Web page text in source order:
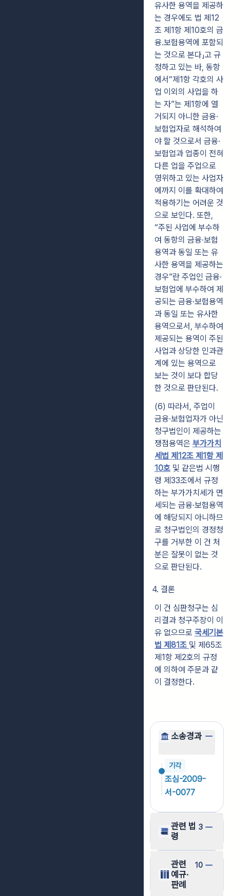
유사한 용역을 제공하
는 경우에도 법 제12
조 제1항 제10호의 금
융․보험용역에 포함되
는 것으로 본다」고 규
정하고 있는 바, 동항
에서“제1항 각호의 사
업 이외의 사업을 하
는 자”는 제1항에 열
거되지 아니한 금융·
보험업자로 해석하여
야 할 것으로서 금융·
보험업과 업종이 전혀
다른 업을 주업으로
영위하고 있는 사업자
에까지 이를 확대하여
적용하기는 어려운 것
으로 보인다. 또한,
“주된 사업에 부수하
여 동항의 금융·보험
용역과 동일 또는 유
사한 용역을 제공하는
경우”란 주업인 금융·
보험업에 부수하여 제
공되는 금융·보험용역
과 동일 또는 유사한
용역으로서, 부수하여
제공되는 용역이 주된
사업과 상당한 인과관
계에 있는 용역으로
보는 것이 보다 합당
한 것으로 판단된다.
(6) 따라서, 주업이
금융·보험업자가 아닌
청구법인이 제공하는
쟁점용역은 부가가치
세법 제12조 제1항 제
10호및 같은법 시행
령 제33조에서 규정
하는 부가가치세가 면
세되는 금융·보험용역
에 해당되지 아니하므
로 청구법인의 경정청
구를 거부한 이 건 처
분은 잘못이 없는 것
으로 판단된다.
4. 결론
이 건 심판청구는 심
리결과 청구주장이 이
유 없으므로 국세기본
법 제81조 및 제65조
제1항 제2호의 규정
에 의하여 주문과 같
이 결정한다.
소송경과
기각
조심-2009-
서-0077
관련 법
령
3
관련
예규·
판례
10